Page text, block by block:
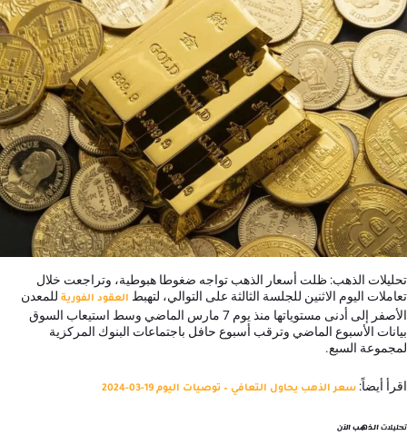
تحليلات الذهب: ظلت أسعار الذهب تواجه ضغوطا هبوطية، وتراجعت خلال
تعاملات اليوم الاثنين للجلسة الثالثة على التوالي، لتهبط العقود الفورية للمعدن
الأصفر إلى أدنى مستوياتها منذ يوم 7 مارس الماضي وسط استيعاب السوق
بيانات الأسبوع الماضي وترقب أسبوع حافل باجتماعات البنوك المركزية
لمجموعة السبع.
اقرأ أيضاً: سعر الذهب يحاول التعافي – توصيات اليوم 19-03-2024
تحليلاتالذهب الآن